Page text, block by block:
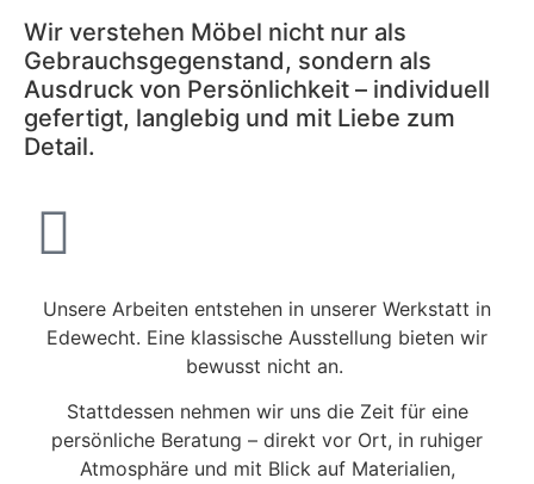
Wir verstehen Möbel nicht nur als
Gebrauchsgegenstand, sondern als
Ausdruck von Persönlichkeit – individuell
gefertigt, langlebig und mit Liebe zum
Detail.
Unsere Arbeiten entstehen in unserer Werkstatt in
Edewecht. Eine klassische Ausstellung bieten wir
bewusst nicht an.
Stattdessen nehmen wir uns die Zeit für eine
persönliche Beratung – direkt vor Ort, in ruhiger
Atmosphäre und mit Blick auf Materialien,